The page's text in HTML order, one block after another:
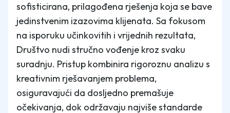
sofisticirana, prilagođena rješenja koja se bave
jedinstvenim izazovima klijenata. Sa fokusom
na isporuku učinkovitih i vrijednih rezultata,
Društvo nudi stručno vođenje kroz svaku
suradnju. Pristup kombinira rigoroznu analizu s
kreativnim rješavanjem problema,
osiguravajući da dosljedno premašuje
očekivanja, dok održavaju najviše standarde